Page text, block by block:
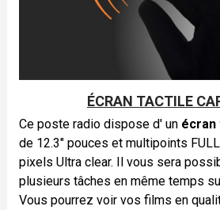
ÉCRAN TACTILE
Ce poste radio dispose d' un écran
de 12.3" pouces et multipoints
pixels Ultra clear. Il vous sera
plusieurs tâches en même temps
Vous pourrez voir vos films en